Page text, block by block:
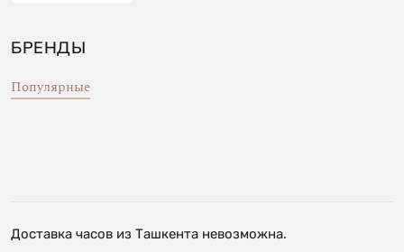
БРЕНДЫ
Популярные
Доставка часов из Ташкента невозможна.